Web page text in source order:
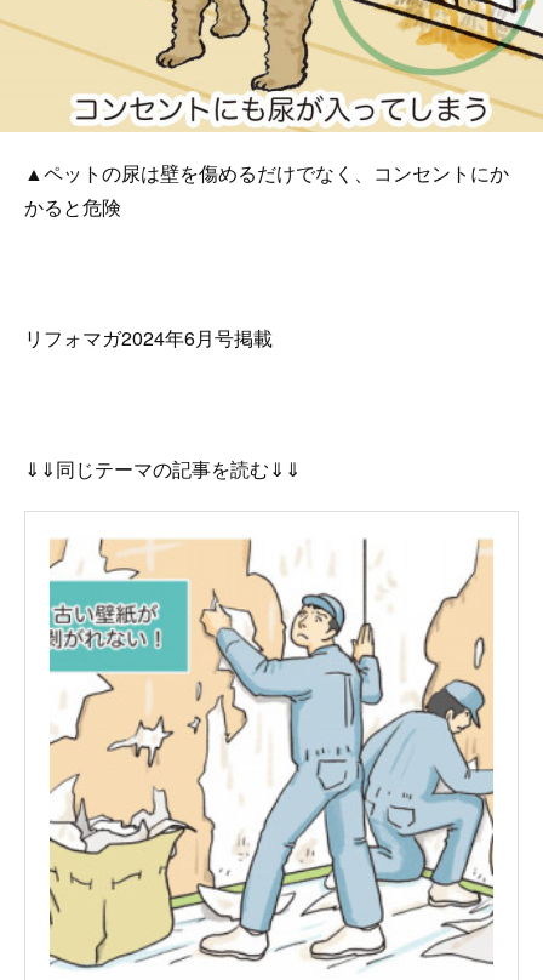
▲ペットの尿は壁を傷めるだけでなく、コンセントにか
かると危険
リフォマガ2024年6月号掲載
⇓⇓同じテーマの記事を読む⇓⇓